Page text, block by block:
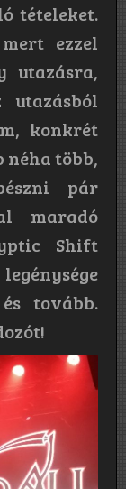
tételeket.
ezzel
utazásra,
konkrét
több,
pár
maradó
Shift
tovább.